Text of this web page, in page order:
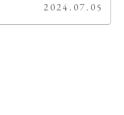
2024.07.05